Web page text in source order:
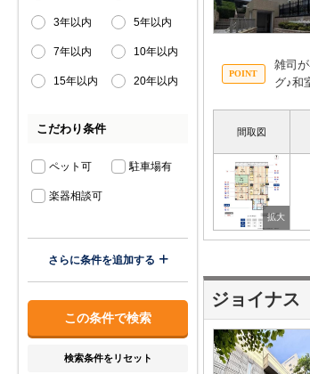
雑司
グ♪和
間取図
ジョイナス
3年以内 5年以内
7年以内 10年以内
15年以内 20年以内
こだわり条件
ペット可 駐車場有
楽器相談可
さらに条件を追加する
検索条件をリセット